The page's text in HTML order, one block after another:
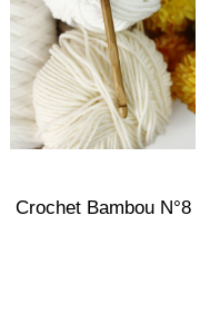
Crochet Bambou N°8